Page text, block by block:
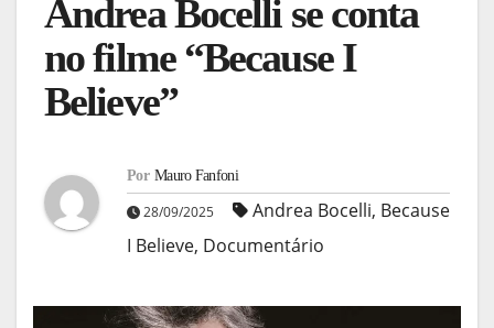
Andrea Bocelli se conta
no filme “Because I
Believe”
Por Mauro Fanfoni
28/09/2025 Andrea Bocelli, Because
I Believe, Documentário